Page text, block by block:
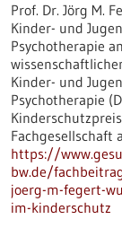
Prof. Dr. Jörg M.
Kinder-​ und
Psychotherapie
Kinder-​ und
Psychotherapie
Fachgesellschaft
https://
bw.de/
joerg-m-fegert-
im-kinderschutz